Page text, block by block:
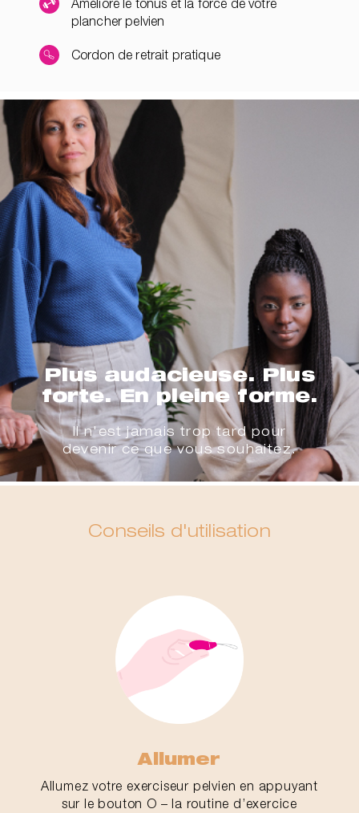
Améliore le tonus et la force de votre
plancher pelvien
Cordon de retrait pratique
Plus audacieuse. Plus
forte. En pleine forme.
Il n'est jamais trop tard pour
devenir ce que vous souhaitez.
Conseils d'utilisation
Allumer
Allumez votre exerciseur pelvien en appuyant
sur le bouton O – la routine d’exercice